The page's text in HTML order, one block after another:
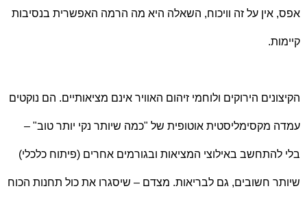
אפס, אין על זה וויכוח, השאלה היא מה הרמה האפשרית בנסיבות
קיימות.
הקיצונים הירוקים ולוחמי זיהום האוויר אינם מציאותיים. הם נוקטים
עמדה מקסימליסטית אוטופית של "כמה שיותר נקי יותר טוב" –
בלי להתחשב באילוצי המציאות ובגורמים אחרים (פיתוח כלכלי)
שיותר חשובים, גם לבריאות. מצדם – שיסגרו את כול תחנות הכוח